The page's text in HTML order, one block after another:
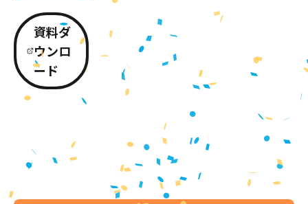
資料ダ
ウンロ
ード